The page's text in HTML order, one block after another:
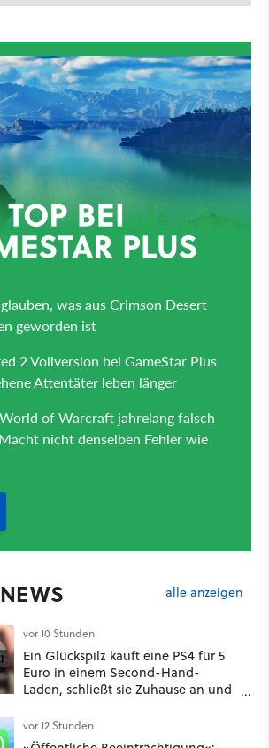
alle anzeigen
vor 10 Stunden
Ein Glückspilz kauft eine PS4 für 5
Euro in einem Second-Hand-
Laden, schließt sie Zuhause an und
funktionierende PlayStation [Best of
GameStar]
vor 12 Stunden